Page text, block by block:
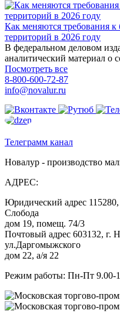
Как меняются требования
территорий в 2026 году
В федеральном деловом
аналитический материал о
Посмотреть все
8-800-600-72-87
info@novalur.ru
Телеграмм канал
Новалур - производство
АДРЕС:
Юридический адрес
Слобода
дом 19, помещ. 74/3
Почтовый адрес 603132, г.
ул.Даргомыжского
дом 22, а/я 22
Режим работы: Пн-Пт 9.00-